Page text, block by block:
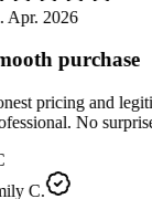
Apr. 2026
purchase
pricing and
No
C.